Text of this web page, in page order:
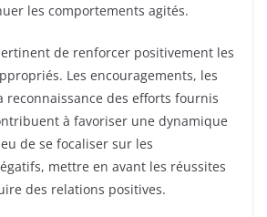
les comportements agités.
de renforcer positivement les
Les encouragements, les
reconnaissance des efforts fournis
à favoriser une dynamique
de se focaliser sur les
mettre en avant les réussites
des relations positives.